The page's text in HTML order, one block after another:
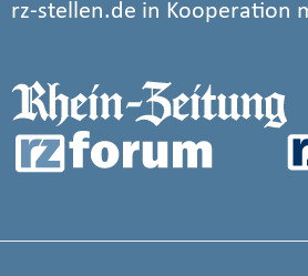
rz-stellen.de in Kooperation